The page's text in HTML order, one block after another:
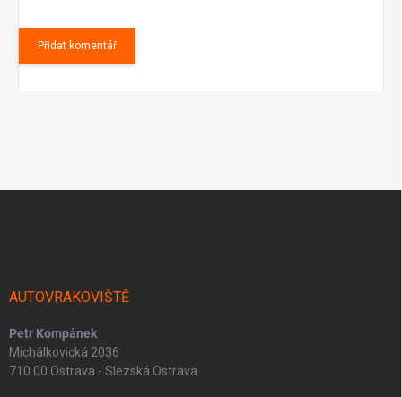
Přidat komentář
AUTOVRAKOVIŠTĚ
Petr Kompánek
Michálkovická 2036
710 00 Ostrava - Slezská Ostrava